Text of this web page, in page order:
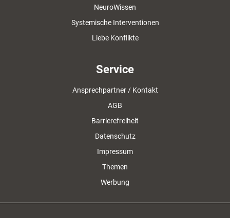
NeuroWissen
Systemische Interventionen
Liebe Konflikte
Service
Ansprechpartner / Kontakt
AGB
Barrierefreiheit
Datenschutz
Impressum
Themen
Werbung